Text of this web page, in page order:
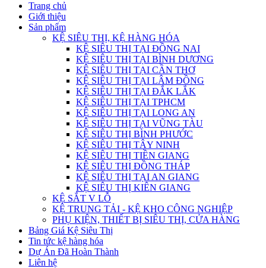
Trang chủ
Giới thiệu
Sản phẩm
KỆ SIÊU THỊ, KỆ HÀNG HÓA
KỆ SIÊU THỊ TẠI ĐỒNG NAI
KỆ SIÊU THỊ TẠI BÌNH DƯƠNG
KỆ SIÊU THỊ TẠI CẦN THƠ
KỆ SIÊU THỊ TẠI LÂM ĐỒNG
KỆ SIÊU THỊ TẠI ĐẮK LẮK
KỆ SIÊU THỊ TẠI TPHCM
KỆ SIÊU THỊ TẠI LONG AN
KỆ SIÊU THỊ TẠI VŨNG TÀU
KỆ SIÊU THỊ BÌNH PHƯỚC
KỆ SIÊU THỊ TÂY NINH
KỆ SIÊU THỊ TIỀN GIANG
KỆ SIÊU THỊ ĐỒNG THÁP
KỆ SIÊU THỊ TẠI AN GIANG
KỆ SIÊU THỊ KIÊN GIANG
KỆ SẮT V LỖ
KỆ TRUNG TẢI - KỆ KHO CÔNG NGHIỆP
PHỤ KIỆN, THIẾT BỊ SIÊU THỊ, CỬA HÀNG
Bảng Giá Kệ Siêu Thị
Tin tức kệ hàng hóa
Dự Án Đã Hoàn Thành
Liên hệ